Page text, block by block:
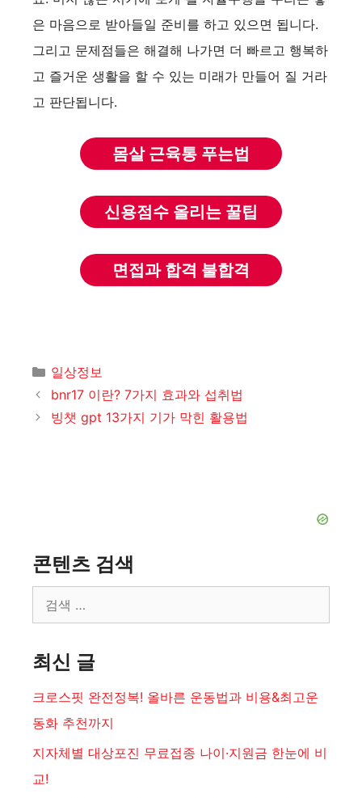
은 마음으로 받아들일 준비를 하고 있으면 됩니다.
그리고 문제점들은 해결해 나가면 더 빠르고 행복하
고 즐거운 생활을 할 수 있는 미래가 만들어 질 거라
고 판단됩니다.
몸살 근육통 푸는법
신용점수 올리는 꿀팁
면접과 합격 불합격
카
테
고
리
일상정보
bnr17 이란? 7가지 효과와 섭취법
빙챗 gpt 13가지 기가 막힌 활용법
콘텐츠 검색
색:
최신 글
크로스핏 완전정복! 올바른 운동법과 비용&최고운
동화 추천까지
지자체별 대상포진 무료접종 나이·지원금 한눈에 비
교!